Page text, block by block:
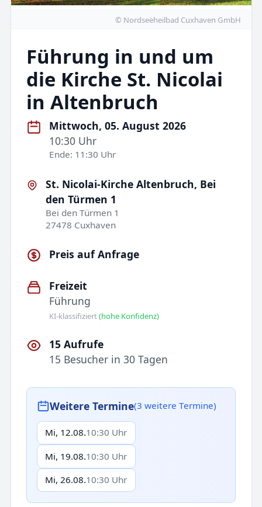
© Nordseeheilbad Cuxhaven GmbH
Führung in und um
die Kirche St. Nicolai
in Altenbruch
Mittwoch, 05. August 2026
10:30 Uhr
Ende: 11:30 Uhr
St. Nicolai-Kirche Altenbruch, Bei
den Türmen 1
Bei den Türmen 1
27478 Cuxhaven
Preis auf Anfrage
Freizeit
Führung
KI-klassifiziert(hohe Konfidenz)
15 Aufrufe
15 Besucher in 30 Tagen
Weitere Termine(3 weitere Termine)
Mi, 12.08.10:30 Uhr
Mi, 19.08.10:30 Uhr
Mi, 26.08.10:30 Uhr